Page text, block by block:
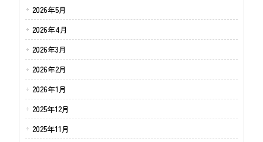
2026年5月
2026年4月
2026年3月
2026年2月
2026年1月
2025年12月
2025年11月